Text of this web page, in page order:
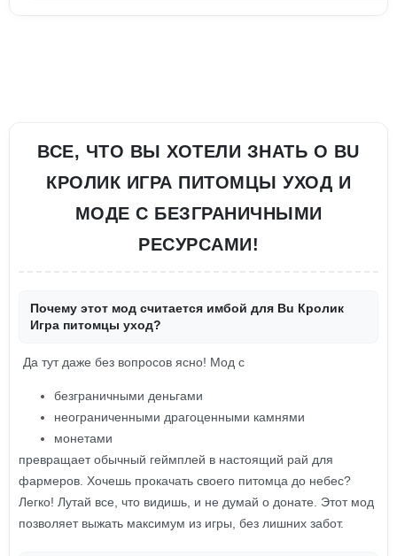
ВСЕ, ЧТО ВЫ ХОТЕЛИ ЗНАТЬ О BU
КРОЛИК ИГРА ПИТОМЦЫ УХОД И
МОДЕ С БЕЗГРАНИЧНЫМИ
РЕСУРСАМИ!
Почему этот мод считается имбой для Bu Кролик
Игра питомцы уход?
Да тут даже без вопросов ясно! Мод с
безграничными деньгами
неограниченными драгоценными камнями
монетами
превращает обычный геймплей в настоящий рай для
фармеров. Хочешь прокачать своего питомца до небес?
Легко! Лутай все, что видишь, и не думай о донате. Этот мод
позволяет выжать максимум из игры, без лишних забот.